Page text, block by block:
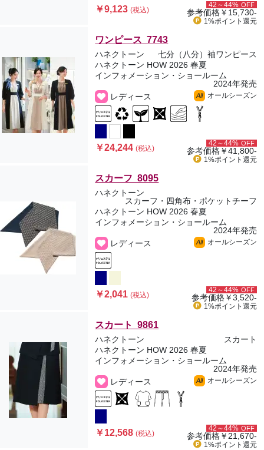
￥9,123(税込)
42～44% OFF
参考価格￥15,730-
1%ポイント 還元
ワンピース 7743
ハネクトーン
七分（八分）袖ワンピース
ハネクトーン HOW 2026 春夏
インフォメーション・ショールーム
2024年発売
レディース
All オールシーズン
￥24,244(税込)
42～44% OFF
参考価格￥41,800-
1%ポイント 還元
スカーフ 8095
ハネクトーン
スカーフ・四角布・ポケットチーフ
ハネクトーン HOW 2026 春夏
インフォメーション・ショールーム
2024年発売
レディース
All オールシーズン
￥2,041(税込)
42～44% OFF
参考価格￥3,520-
1%ポイント 還元
スカート 9861
ハネクトーン
スカート
ハネクトーン HOW 2026 春夏
インフォメーション・ショールーム
2024年発売
レディース
All オールシーズン
￥12,568(税込)
42～44% OFF
参考価格￥21,670-
1%ポイント 還元